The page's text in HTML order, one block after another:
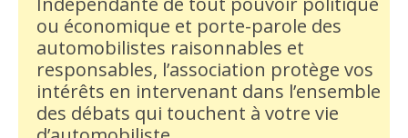
ou économique et porte-parole des
automobilistes raisonnables et
responsables, l’association protège vos
intérêts en intervenant dans l’ensemble
des débats qui touchent à votre vie